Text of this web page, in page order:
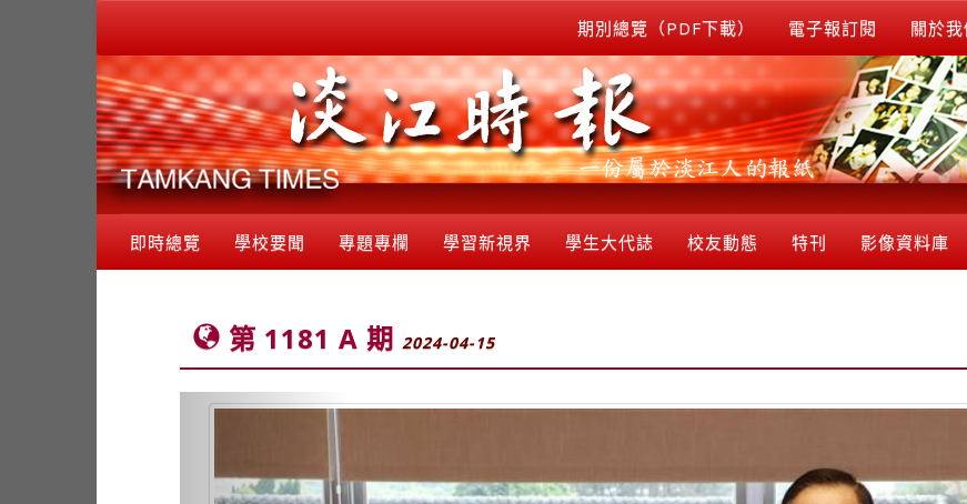
期別總覽（PDF下載） 電子報訂閱 關於我
即時總覽 學校要聞 專題專欄 學習新視界 學生大代誌 校友動態 特刊 影像資料庫
第 1181 A 期 2024-04-15
Previous